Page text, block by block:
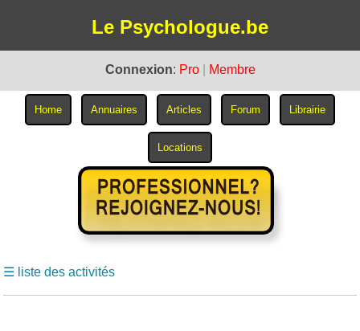
Le Psychologue.be
Connexion: Pro Membre
☰ liste des activités